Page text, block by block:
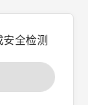
全检测